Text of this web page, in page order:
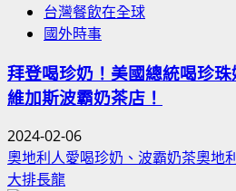
台灣餐飲在全球
國外時事
拜登喝珍奶！美國總統喝珍
維加斯波霸奶茶店！
2024-02-06
奧地利人愛喝珍奶、波霸奶茶奧地
大排長龍